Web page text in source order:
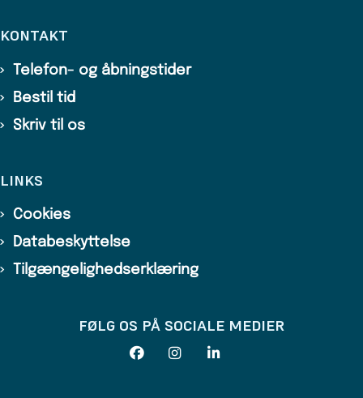
KONTAKT
Telefon- og åbningstider
Bestil tid
Skriv til os
LINKS
Cookies
Databeskyttelse
Tilgængelighedserklæring
FØLG OS PÅ SOCIALE MEDIER